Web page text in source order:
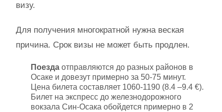
визу.
Для получения многократной нужна веская
причина. Срок визы не может быть продлен.
Поезда отправляются до разных районов в
Осаке и довезут примерно за 50-75 минут.
Цена билета составляет 1060-1190 (8.4 –9.4 €).
Билет на экспресс до железнодорожного
вокзала Син-Осака обойдется примерно в 2